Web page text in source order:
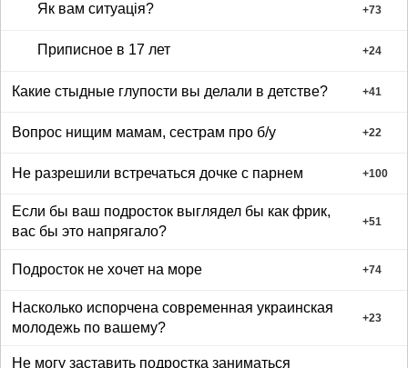
Як вам ситуація? +73
Приписное в 17 лет +24
Какие стыдные глупости вы делали в детстве? +41
Вопрос нищим мамам, сестрам про б/у +22
Не разрешили встречаться дочке с парнем +100
Если бы ваш подросток выглядел бы как фрик,
вас бы это напрягало?
+51
Подросток не хочет на море +74
Насколько испорчена современная украинская
молодежь по вашему?
+23
Не могу заставить подростка заниматься